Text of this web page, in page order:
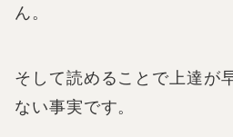
ん。
そして読めることで上達が
ない事実です。